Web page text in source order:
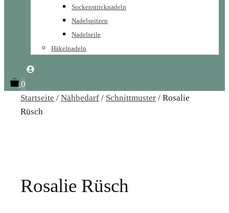
Sockenstricknadeln
Nadelspitzen
Nadelseile
Häkelnadeln
0
Startseite / Nähbedarf / Schnittmuster / Rosalie
Rüsch
Rosalie Rüsch